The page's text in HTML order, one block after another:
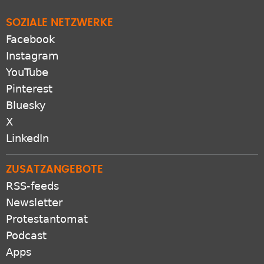
SOZIALE NETZWERKE
Facebook
Instagram
YouTube
Pinterest
Bluesky
X
LinkedIn
ZUSATZANGEBOTE
RSS-feeds
Newsletter
Protestantomat
Podcast
Apps